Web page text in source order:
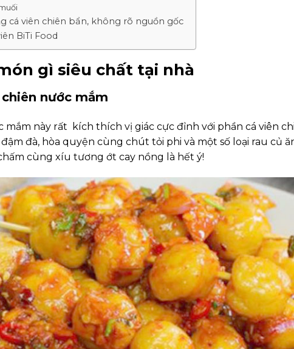
cá viên chiên bẩn, không rõ nguồn gốc
BiTi Food
gì siêu chất tại nhà
nước mắm
mắm này rất kích thích vị giác cực đỉnh với phần cá viên
đà, hòa quyện cùng chút tỏi phi và một số loại rau củ
cùng xíu tương ớt cay nồng là hết ý!